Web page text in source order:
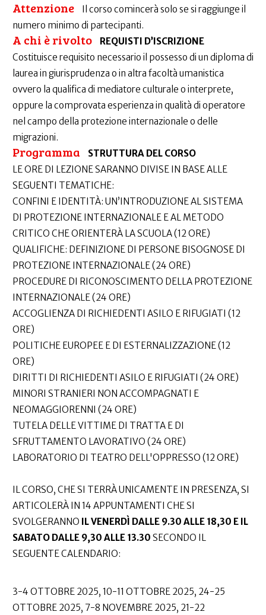
Attenzione
Il corso comincerà solo se si raggiunge il
numero minimo di partecipanti.
A chi è rivolto
REQUISTI D’ISCRIZIONE
Costituisce requisito necessario il possesso di un diploma di
laurea in giurisprudenza o in altra facoltà umanistica
ovvero la qualifica di mediatore culturale o interprete,
oppure la comprovata esperienza in qualità di operatore
nel campo della protezione internazionale o delle
migrazioni.
Programma
STRUTTURA DEL CORSO
LE ORE DI LEZIONE SARANNO DIVISE IN BASE ALLE
SEGUENTI TEMATICHE:
CONFINI E IDENTITÀ: UN’INTRODUZIONE AL SISTEMA
DI PROTEZIONE INTERNAZIONALE E AL METODO
CRITICO CHE ORIENTERÀ LA SCUOLA (12 ORE)
QUALIFICHE: DEFINIZIONE DI PERSONE BISOGNOSE DI
PROTEZIONE INTERNAZIONALE (24 ORE)
PROCEDURE DI RICONOSCIMENTO DELLA PROTEZIONE
INTERNAZIONALE (24 ORE)
ACCOGLIENZA DI RICHIEDENTI ASILO E RIFUGIATI (12
ORE)
POLITICHE EUROPEE E DI ESTERNALIZZAZIONE (12
ORE)
DIRITTI DI RICHIEDENTI ASILO E RIFUGIATI (24 ORE)
MINORI STRANIERI NON ACCOMPAGNATI E
NEOMAGGIORENNI (24 ORE)
TUTELA DELLE VITTIME DI TRATTA E DI
SFRUTTAMENTO LAVORATIVO (24 ORE)
LABORATORIO DI TEATRO DELL'OPPRESSO (12 ORE)
IL CORSO, CHE SI TERRÀ UNICAMENTE IN PRESENZA, SI
ARTICOLERÀ IN 14 APPUNTAMENTI CHE SI
SVOLGERANNO IL VENERDÌ DALLE 9.30 ALLE 18,30 E IL
SABATO DALLE 9,30 ALLE 13.30 SECONDO IL
SEGUENTE CALENDARIO:
3-4 OTTOBRE 2025, 10-11 OTTOBRE 2025, 24-25
OTTOBRE 2025, 7-8 NOVEMBRE 2025, 21-22